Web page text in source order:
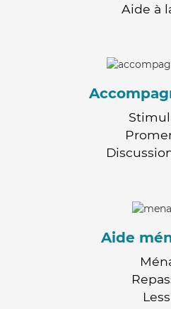
Aide à
Aide